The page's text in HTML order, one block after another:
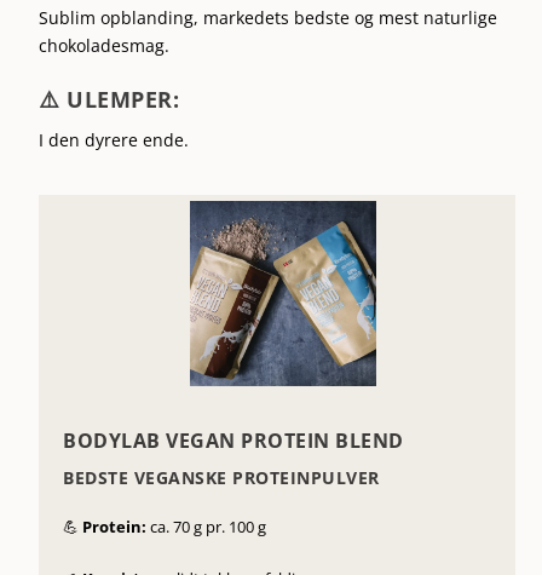
Sublim opblanding, markedets bedste og mest naturlige
chokoladesmag.
⚠️ ULEMPER:
I den dyrere ende.
BODYLAB VEGAN PROTEIN BLEND
BEDSTE VEGANSKE PROTEINPULVER
💪 Protein: ca. 70 g pr. 100 g